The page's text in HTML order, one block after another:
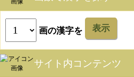
画の漢字を 表示
サイト内コンテンツ